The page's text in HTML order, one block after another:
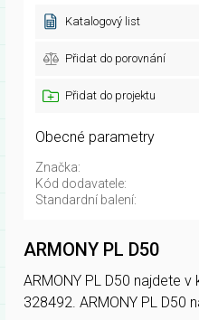
Katalogový list
Přidat do porovnání
Přidat do projektu
Obecné parametry
Značka:
Kód dodavatele:
Standardní balení:
ARMONY PL D50
ARMONY PL D50 najdete
328492. ARMONY PL D50